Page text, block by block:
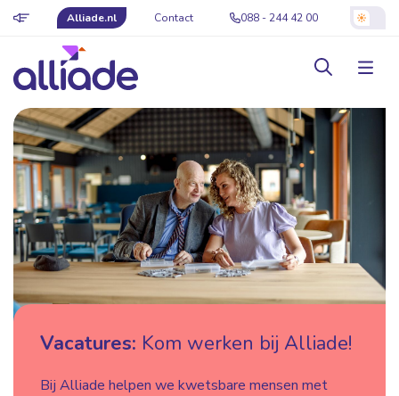
Alliade.nl Contact 088 - 244 42 00
Vacatures: Kom werken bij Alliade!
Bij Alliade helpen we kwetsbare mensen met